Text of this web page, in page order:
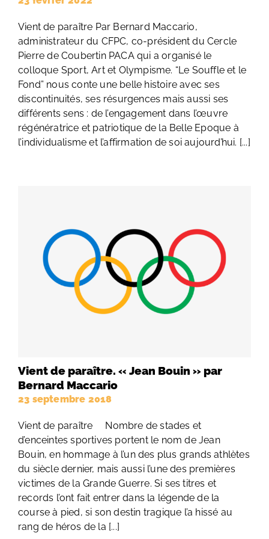
Vient de paraître Par Bernard Maccario,
administrateur du CFPC, co-président du Cercle
Pierre de Coubertin PACA qui a organisé le
colloque Sport, Art et Olympisme. “Le Souffle et le
Fond” nous conte une belle histoire avec ses
discontinuités, ses résurgences mais aussi ses
différents sens : de l’engagement dans l’œuvre
régénératrice et patriotique de la Belle Epoque à
l’individualisme et l’affirmation de soi aujourd’hui. [...]
Vient de paraître. « Jean Bouin » par
Bernard Maccario
23 septembre 2018
Vient de paraître Nombre de stades et
d’enceintes sportives portent le nom de Jean
Bouin, en hommage à l’un des plus grands athlètes
du siècle dernier, mais aussi l’une des premières
victimes de la Grande Guerre. Si ses titres et
records l’ont fait entrer dans la légende de la
course à pied, si son destin tragique l’a hissé au
rang de héros de la [...]